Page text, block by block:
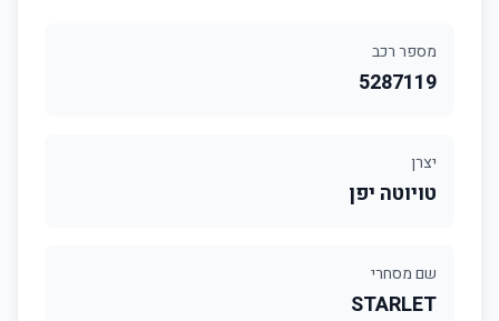
מספר רכב
5287119
יצרן
טויוטה יפן
שם מסחרי
STARLET